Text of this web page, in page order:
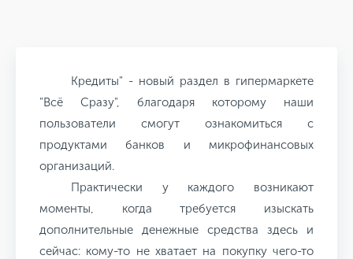
Кредиты" - новый раздел в гипермаркете
"Всё Сразу", благодаря которому наши
пользователи смогут ознакомиться с
продуктами банков и микрофинансовых
организаций.
Практически у каждого возникают
моменты, когда требуется изыскать
дополнительные денежные средства здесь и
сейчас: кому-то не хватает на покупку чего-то